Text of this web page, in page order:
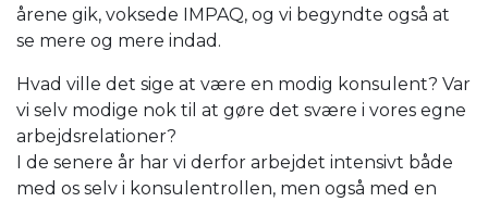
årene gik, voksede IMPAQ, og vi begyndte også at
se mere og mere indad.
Hvad ville det sige at være en modig konsulent? Var
vi selv modige nok til at gøre det svære i vores egne
arbejdsrelationer?
I de senere år har vi derfor arbejdet intensivt både
med os selv i konsulentrollen, men også med en